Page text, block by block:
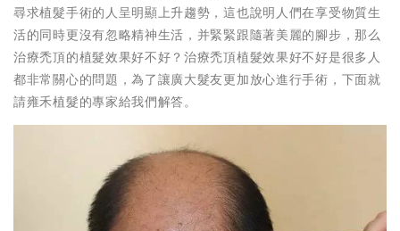
尋求植髮手術的人呈明顯上升趨勢，這也說明人們在享受物質生
活的同時更沒有忽略精神生活，并緊緊跟隨著美麗的腳步，那么
治療禿頂的植髮效果好不好？治療禿頂植髮效果好不好是很多人
都非常關心的問題，為了讓廣大髮友更加放心進行手術，下面就
請雍禾植髮的專家給我們解答。